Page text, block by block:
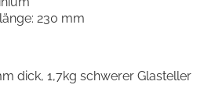
230 mm
dick, 1,7kg schwerer Glasteller